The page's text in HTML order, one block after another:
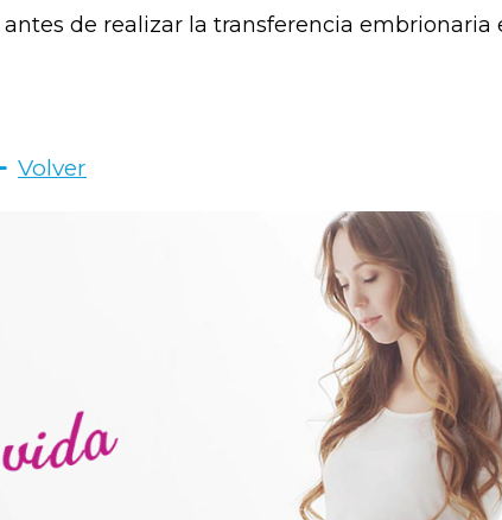
de realizar la transferencia embrionaria
Volver